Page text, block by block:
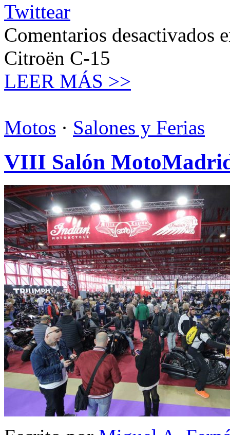
Twittear
Comentarios desactivados
Citroën C-15
LEER MÁS >>
Motos · Salones y Ferias
VIII Salón